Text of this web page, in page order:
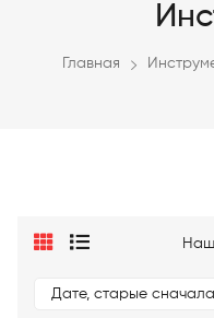
Главная
Дате, старые сначала